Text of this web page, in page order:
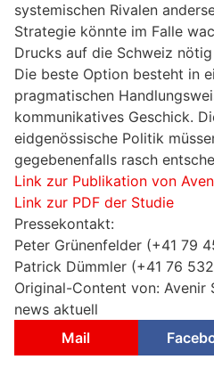
systemischen Rivalen
Strategie könnte im Falle
Drucks auf die Schweiz
Die beste Option besteht in
pragmatischen
kommunikatives Geschick.
eidgenössische Politik
gegebenenfalls rasch
Link zur Publikation von
Link zur PDF der Studie
Pressekontakt:
Peter Grünenfelder (+41 79
Patrick Dümmler (+41 76
Original-Content von: Avenir
news aktuell
Mail